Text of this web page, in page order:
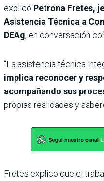
explicó Petrona Fretes,
Asistencia Técnica a
DEAg, en conversación
“La asistencia técnica
implica reconocer y
acompañando sus
propias realidades y
Fretes explicó que el